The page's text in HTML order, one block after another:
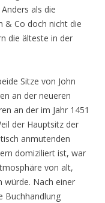
als die
& Co doch nicht die
die älteste in der
Sitze von John
an der neueren
an der im Jahr 1451
der Hauptsitz der
anmutenden
domiziliert ist, war
von alt,
würde. Nach einer
Buchhandlung